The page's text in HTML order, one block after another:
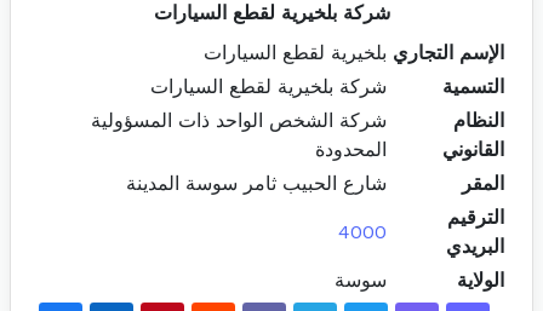
شركة بلخيرية لقطع السيارات
الإسم التجاري بلخيرية لقطع السيارات
التسمية
شركة بلخيرية لقطع السيارات
النظام
القانوني
شركة الشخص الواحد ذات المسؤولية
المحدودة
المقر
شارع الحبيب ثامر سوسة المدينة
الترقيم
البريدي
4000
الولاية سوسة